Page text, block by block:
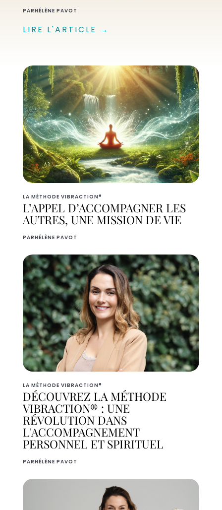
PARHÉLÈNE PAVOT
LIRE L'ARTICLE →
LA MÉTHODE VIBRACTION®
L’APPEL D’ACCOMPAGNER LES
AUTRES, UNE MISSION DE VIE
PARHÉLÈNE PAVOT
LA MÉTHODE VIBRACTION®
DÉCOUVREZ LA MÉTHODE
VIBRACTION® : UNE
RÉVOLUTION DANS
L'ACCOMPAGNEMENT
PERSONNEL ET SPIRITUEL
PARHÉLÈNE PAVOT